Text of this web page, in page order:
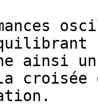
ainsi